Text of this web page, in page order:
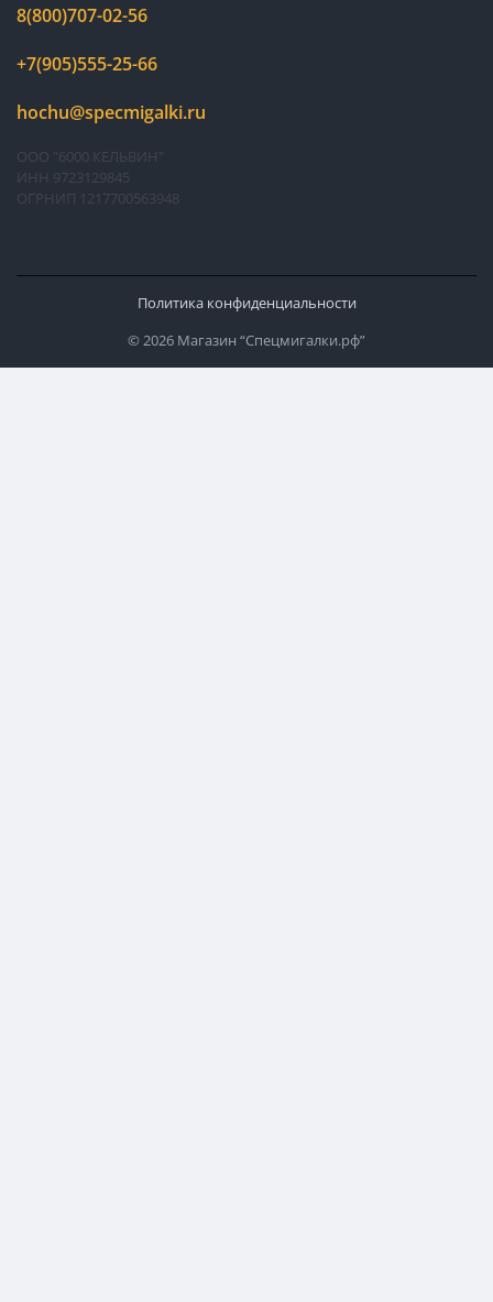
8(800)707-02-56
+7(905)555-25-66
hochu@specmigalki.ru
ООО "6000 КЕЛЬВИН"
ИНН 9723129845
ОГРНИП 1217700563948
Политика конфиденциальности
© 2026 Магазин “Спецмигалки.рф”